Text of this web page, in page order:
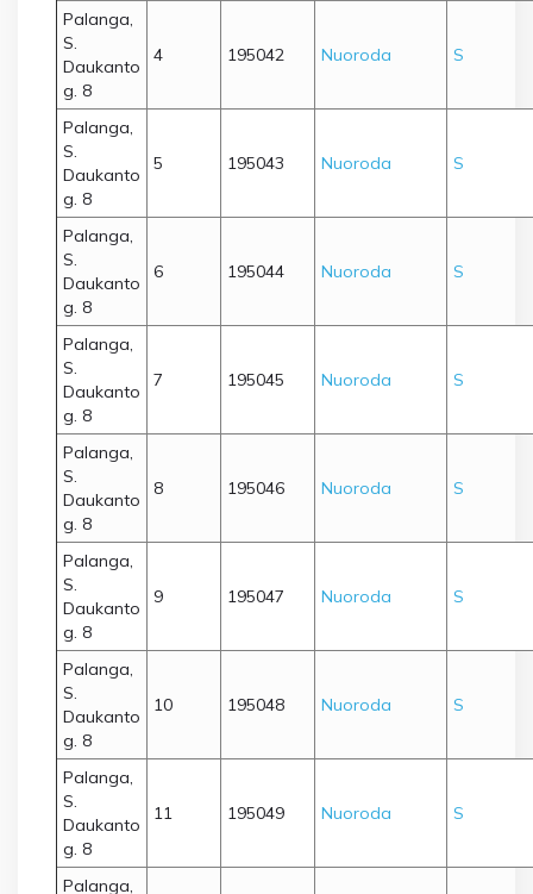
Palanga,
S.
Daukanto
g. 8
4 195042 Nuoroda S
Palanga,
S.
Daukanto
g. 8
5 195043 Nuoroda S
Palanga,
S.
Daukanto
g. 8
6 195044 Nuoroda S
Palanga,
S.
Daukanto
g. 8
7 195045 Nuoroda S
Palanga,
S.
Daukanto
g. 8
8 195046 Nuoroda S
Palanga,
S.
Daukanto
g. 8
9 195047 Nuoroda S
Palanga,
S.
Daukanto
g. 8
10 195048 Nuoroda S
Palanga,
S.
Daukanto
g. 8
11 195049 Nuoroda S
Palanga,